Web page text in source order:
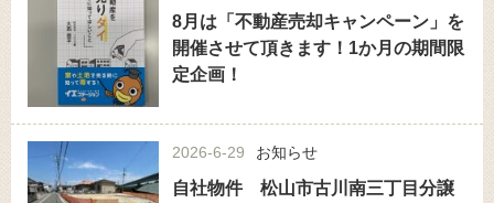
8月は「不動産売却キャンペーン」を
開催させて頂きます！1か月の期間限
定企画！
2026-6-29 お知らせ
自社物件 松山市古川南三丁目分譲